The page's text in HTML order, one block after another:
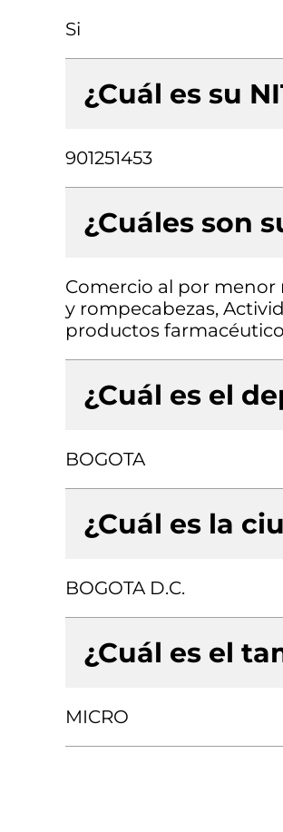
Si
¿Cuál es su
901251453
¿Cuáles son
Comercio al por menor
y rompecabezas,
productos
¿Cuál es el
BOGOTA
¿Cuál es la
BOGOTA D.C.
¿Cuál es el
MICRO